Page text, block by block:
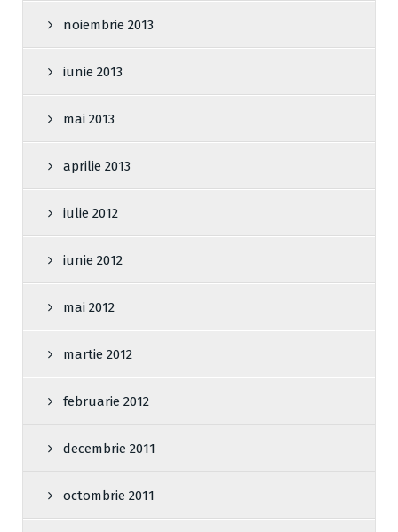
noiembrie 2013
iunie 2013
mai 2013
aprilie 2013
iulie 2012
iunie 2012
mai 2012
martie 2012
februarie 2012
decembrie 2011
octombrie 2011